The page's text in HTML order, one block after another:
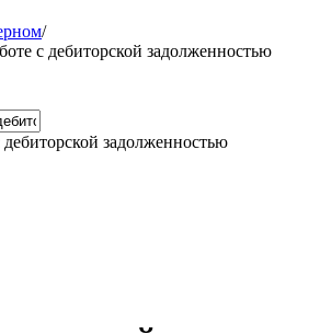
/
с дебиторской задолженностью
дебиторской задолженностью